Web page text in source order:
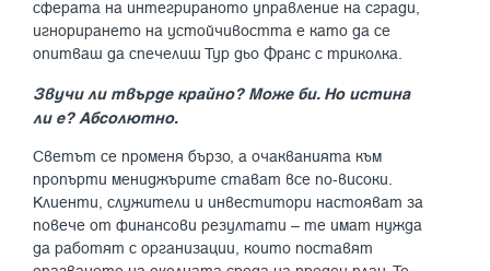
сферата на интегрираното управление на сгради,
игнорирането на устойчивостта е като да се
опитваш да спечелиш Тур дьо Франс с триколка.
Звучи ли твърде крайно? Може би. Но истина
ли е? Абсолютно.
Светът се променя бързо, а очакванията към
пропърти мениджърите стават все по-високи.
Клиенти, служители и инвеститори настояват за
повече от финансови резултати – те имат нужда
да работят с организации, които поставят